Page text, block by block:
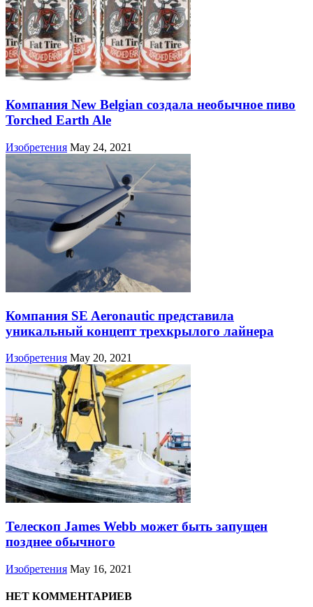
Компания New Belgian создала необычное пиво
Torched Earth Ale
Изобретения May 24, 2021
Компания SE Aeronautic представила
уникальный концепт трехкрылого лайнера
Изобретения May 20, 2021
Телескоп James Webb может быть запущен
позднее обычного
Изобретения May 16, 2021
НЕТ КОММЕНТАРИЕВ